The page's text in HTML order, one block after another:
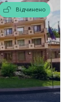
Відчинено